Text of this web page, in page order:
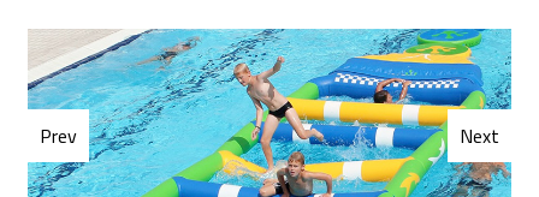
Prev Next